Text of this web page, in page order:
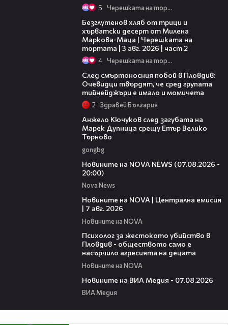
5 Черешката на тортата
Безглутенов хляб от трици и
хърватски десерт от Милена
Маркова-Маца | Черешката на
тортата | 3 авг. 2026 | част 2
4 Черешката на тортата
След смъртоносния побой в Пловдив:
Очевидци твърдят, че сред групата
тийнейджъри е имало и момичета
2 Здравей България
Анжело Кючуков след загубата на
Марек Дупница срещу Етър Велико
Търново
gongbg
Новините на NOVA NEWS (07.08.2026 -
20:00)
Nova News
Новините на NOVA | Централна емисия
| 7 авг. 2026
Новините на NOVA
Психолог за жестокото убийство в
Пловдив - обществото само е
насърчило агресията на децата
Новините на NOVA
Новините на ВИА Медия - 07.08.2026
ВИА Медия